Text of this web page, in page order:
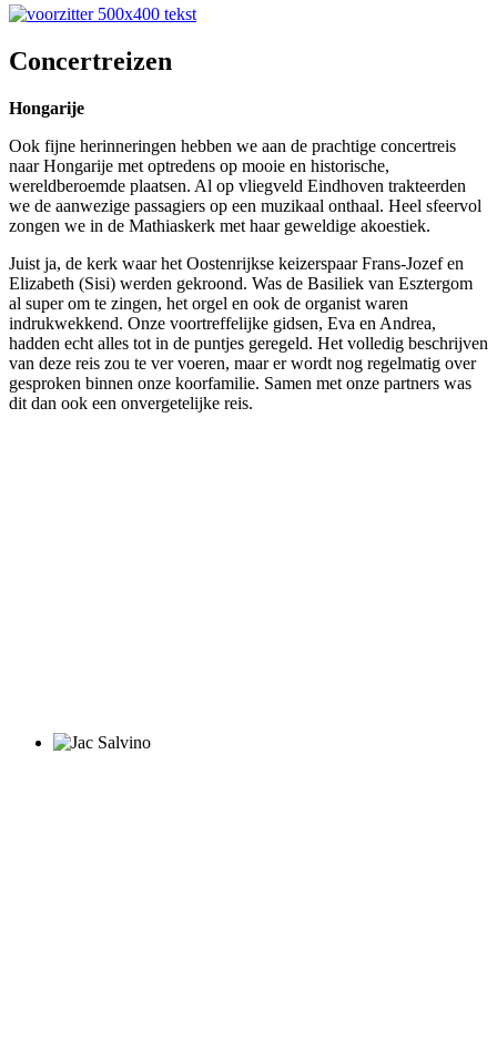
Concertreizen
Hongarije
Ook fijne herinneringen hebben we aan de prachtige concertreis
naar Hongarije met optredens op mooie en historische,
wereldberoemde plaatsen. Al op vliegveld Eindhoven trakteerden
we de aanwezige passagiers op een muzikaal onthaal. Heel sfeervol
zongen we in de Mathiaskerk met haar geweldige akoestiek.
Juist ja, de kerk waar het Oostenrijkse keizerspaar Frans-Jozef en
Elizabeth (Sisi) werden gekroond. Was de Basiliek van Esztergom
al super om te zingen, het orgel en ook de organist waren
indrukwekkend. Onze voortreffelijke gidsen, Eva en Andrea,
hadden echt alles tot in de puntjes geregeld. Het volledig beschrijven
van deze reis zou te ver voeren, maar er wordt nog regelmatig over
gesproken binnen onze koorfamilie. Samen met onze partners was
dit dan ook een onvergetelijke reis.